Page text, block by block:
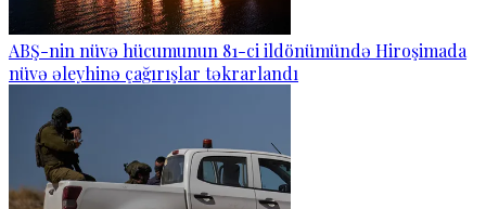
ABŞ-nin nüvə hücumunun 81-ci ildönümündə Hiroşimada
nüvə əleyhinə çağırışlar təkrarlandı